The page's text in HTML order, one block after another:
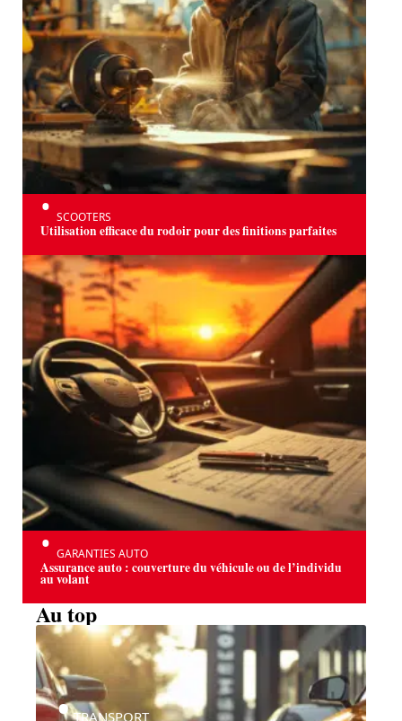
SCOOTERS
Utilisation efficace du rodoir pour des finitions parfaites
GARANTIES AUTO
Assurance auto : couverture du véhicule ou de l’individu
au volant
Au top
TRANSPORT